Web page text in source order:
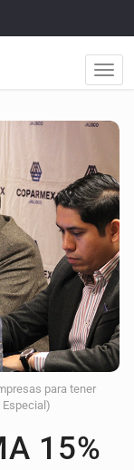
para tener
Especial)
15%